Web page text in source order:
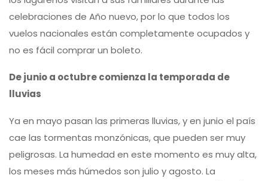
celebraciones de Año nuevo, por lo que todos los
vuelos nacionales están completamente ocupados y
no es fácil comprar un boleto.
De junio a octubre comienza la temporada de
lluvias
Ya en mayo pasan las primeras lluvias, y en junio el país
cae las tormentas monzónicas, que pueden ser muy
peligrosas. La humedad en este momento es muy alta,
los meses más húmedos son julio y agosto. La